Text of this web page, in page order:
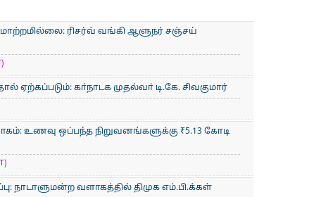
மாற்றமில்லை: ரிசர்வ் வங்கி ஆளுநர் சஞ்சய்
ஏற்கப்படும்: கா்நாடக முதல்வா் டி.கே. சிவகுமார்
உணவு ஒப்பந்த நிறுவனங்களுக்கு ₹5.13 கோடி
நாடாளுமன்ற வளாகத்தில் திமுக எம்.பி.க்கள்